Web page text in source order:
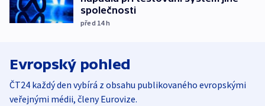
společnosti
před 14h
Evropský pohled
ČT24 každý den vybírá z obsahu publikovaného evropskými
veřejnými médii, členy Eurovize.